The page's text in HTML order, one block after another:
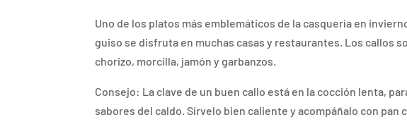
Uno de los platos más emblemáticos de la casquería en
guiso se disfruta en muchas casas y restaurantes. Los callos
chorizo, morcilla, jamón y garbanzos.
Consejo: La clave de un buen callo está en la cocción lenta,
sabores del caldo. Sírvelo bien caliente y acompáñalo con pan